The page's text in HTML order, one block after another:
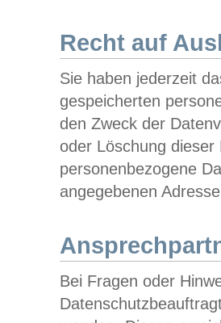
Recht auf
Sie haben jederzeit
gespeicherten
den Zweck der
oder Löschung
personenbezogene
angegebenen
Bei Fragen oder